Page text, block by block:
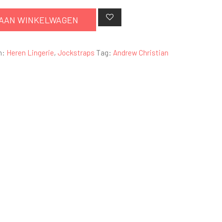
WINKELWAGEN
Heren Lingerie, Jockstraps Tag: Andrew Christian